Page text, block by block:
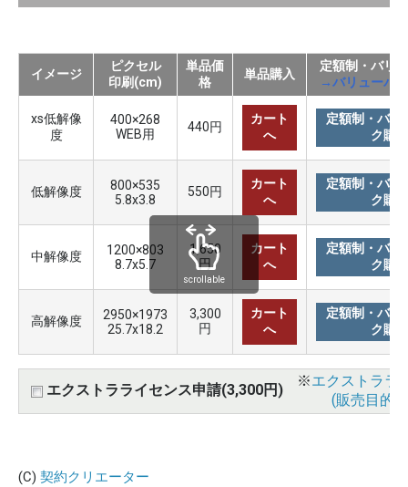
イメージ
ピクセル
印刷(cm)
単品価
格
単品購入
定額制・バリ
→バリューパ
xs低解像
度
400×268
WEB用
440円
カート
へ
定額制・バリ
ク購入
低解像度
800×535
5.8x3.8
550円
カート
へ
定額制・バリ
ク購入
中解像度
1200×803
8.7x5.7
1,650
円
カート
へ
定額制・バリ
ク購入
高解像度
2950×1973
25.7x18.2
3,300
円
カート
へ
定額制・バリ
ク購入
エクストラライセンス申請(3,300円)
※エクストララ
(販売目的
scrollable
(C) 契約クリエーター